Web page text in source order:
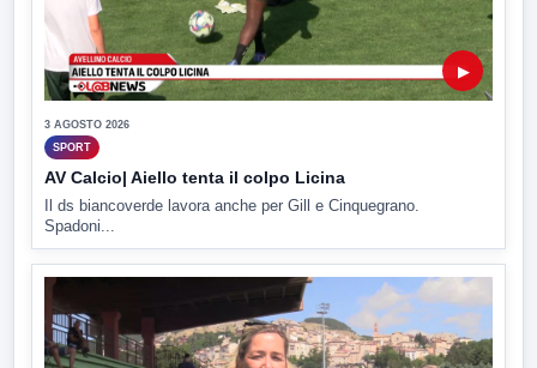
▶
3 AGOSTO 2026
SPORT
AV Calcio| Aiello tenta il colpo Licina
Il ds biancoverde lavora anche per Gill e Cinquegrano.
Spadoni...